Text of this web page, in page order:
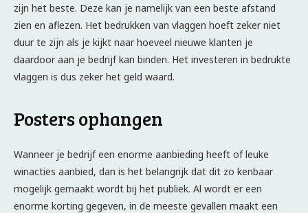
zijn het beste. Deze kan je namelijk van een beste afstand
zien en aflezen. Het bedrukken van vlaggen hoeft zeker niet
duur te zijn als je kijkt naar hoeveel nieuwe klanten je
daardoor aan je bedrijf kan binden. Het investeren in bedrukte
vlaggen is dus zeker het geld waard.
Posters ophangen
Wanneer je bedrijf een enorme aanbieding heeft of leuke
winacties aanbied, dan is het belangrijk dat dit zo kenbaar
mogelijk gemaakt wordt bij het publiek. Al wordt er een
enorme korting gegeven, in de meeste gevallen maakt een